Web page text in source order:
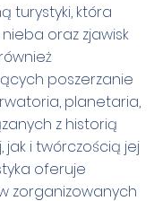
turystyki, która
oraz zjawisk
poszerzanie
planetaria,
z historią
jak i twórczością jej
oferuje
zorganizowanych